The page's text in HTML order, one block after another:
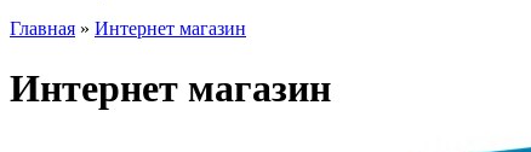
Главная » Интернет магазин
Интернет магазин